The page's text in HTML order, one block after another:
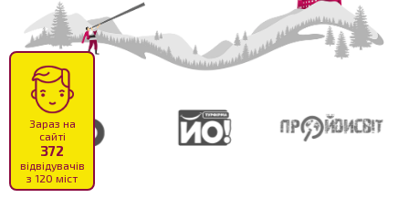
Зараз на
сайті
372
відвідувачів
з 120 міст